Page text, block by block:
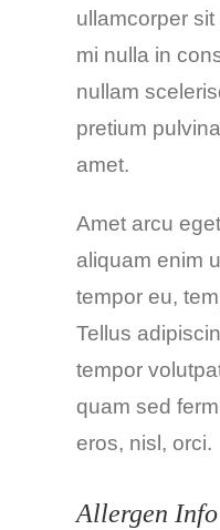
ullamcorper
mi nulla in
nullam
pretium
amet.
Amet arcu
aliquam enim
tempor eu,
Tellus
tempor
quam sed
eros, nisl, orci.
Allergen Info